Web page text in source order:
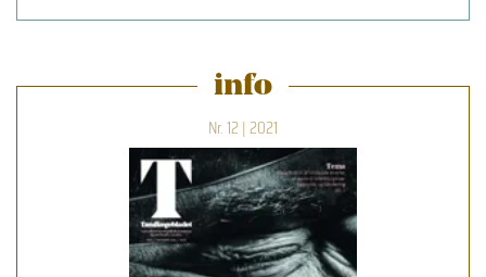
info
Nr. 12 | 2021